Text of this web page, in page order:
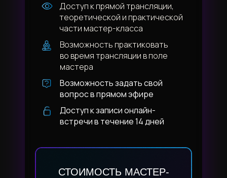
Возможность практиковать
во время трансляции в поле
мастера
Доступ к прямой трансляции,
теоретической и практической
части мастер-класса
Возможность задать свой
вопрос в прямом эфире
Доступ к записи онлайн-
встречи в течение 14 дней
СТОИМОСТЬ МАСТЕР-